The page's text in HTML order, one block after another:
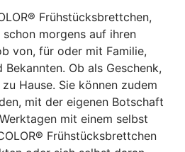
Frühstücksbrettchen,
morgens auf ihren
von, für oder mit Familie,
Bekannten. Ob als Geschenk,
Hause. Sie können zudem
mit der eigenen Botschaft
mit einem selbst
Frühstücksbrettchen